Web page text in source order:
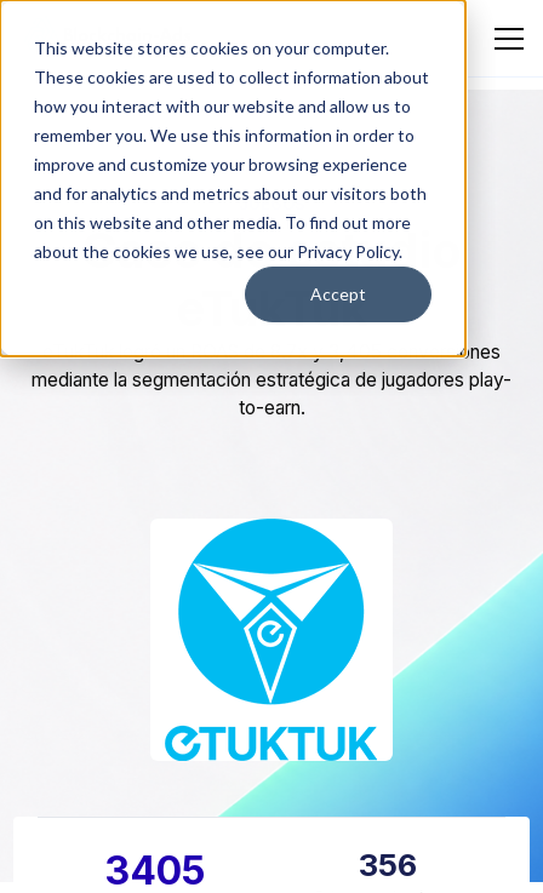
This website stores cookies on your computer.
These cookies are used to collect information about
how you interact with our website and allow us to
remember you. We use this information in order to
improve and customize your browsing experience
and for analytics and metrics about our visitors both
on this website and other media. To find out more
about the cookies we use, see our Privacy Policy.
Accept
JUEGOS
Caso de estudio
eTukTuk
eTukTuk logró un ROAS de 8.7x y 3,405 conversiones
mediante la segmentación estratégica de jugadores play-
to-earn.
3405 356